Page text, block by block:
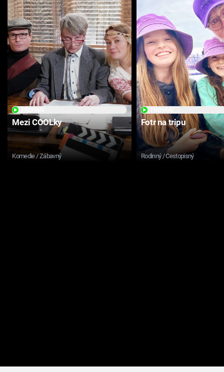
Mezi COOLky
Komedie / Zábavný
Fotr na tripu
Rodinný / Cestopisný